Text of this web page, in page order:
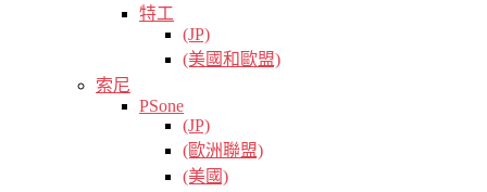
特工
(JP)
(美國和歐盟)
索尼
PSone
(JP)
(歐洲聯盟)
(美國)